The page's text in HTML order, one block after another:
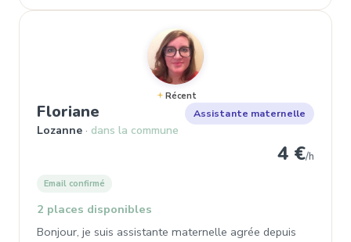
Récent
Floriane , Assistante maternelle
Lozanne dans la commune
Assistante maternelle
4 €/h
Email confirmé
2 places disponibles
Bonjour, je suis assistante maternelle agrée depuis